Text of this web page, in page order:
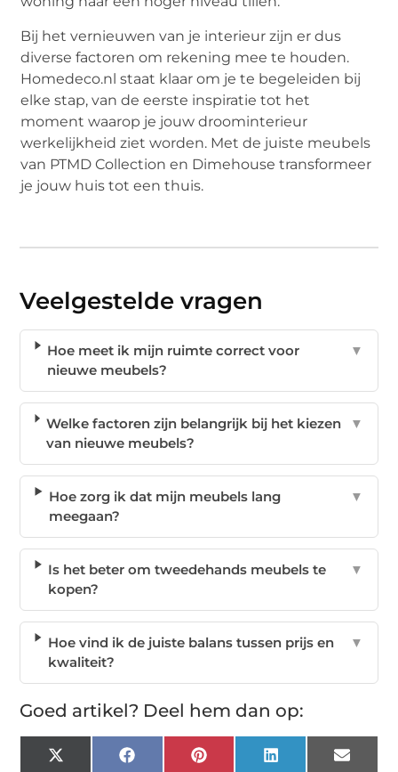
Bij het vernieuwen van je interieur zijn er dus
diverse factoren om rekening mee te houden.
Homedeco.nl staat klaar om je te begeleiden bij
elke stap, van de eerste inspiratie tot het
moment waarop je jouw droominterieur
werkelijkheid ziet worden. Met de juiste meubels
van PTMD Collection en Dimehouse transformeer
je jouw huis tot een thuis.
Veelgestelde vragen
Hoe meet ik mijn ruimte correct voor
nieuwe meubels?
▼
Welke factoren zijn belangrijk bij het kiezen
van nieuwe meubels?
▼
Hoe zorg ik dat mijn meubels lang
meegaan?
▼
Is het beter om tweedehands meubels te
kopen?
▼
Hoe vind ik de juiste balans tussen prijs en
kwaliteit?
▼
Goed artikel? Deel hem dan op:
X Facebook Pinterest LinkedIn Email